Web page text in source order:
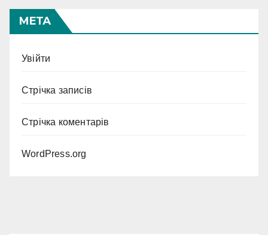
МЕТА
Увійти
Стрічка записів
Стрічка коментарів
WordPress.org